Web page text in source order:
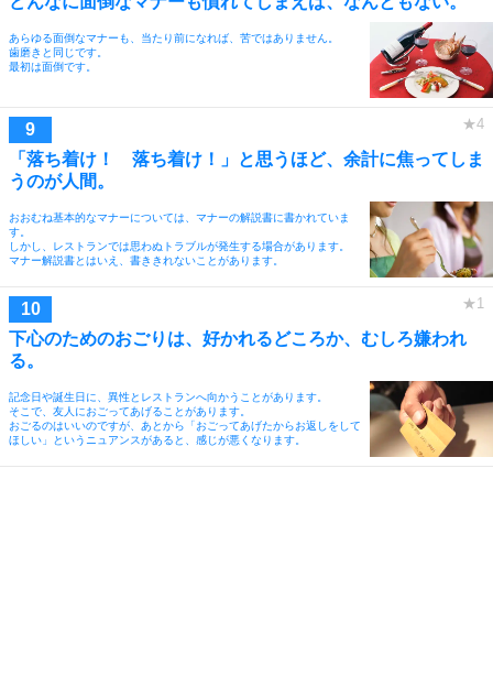
あらゆる面倒なマナーも、当たり前になれば、苦ではありません。
歯磨きと同じです。
最初は面倒です。
「落ち着け！ 落ち着け！」と思うほど、余計に焦ってしま
うのが人間。
おおむね基本的なマナーについては、マナーの解説書に書かれていま
す。
しかし、レストランでは思わぬトラブルが発生する場合があります。
マナー解説書とはいえ、書ききれないことがあります。
下心のためのおごりは、好かれるどころか、むしろ嫌われ
る。
記念日や誕生日に、異性とレストランへ向かうことがあります。
そこで、友人におごってあげることがあります。
おごるのはいいのですが、あとから「おごってあげたからお返しをして
ほしい」というニュアンスがあると、感じが悪くなります。